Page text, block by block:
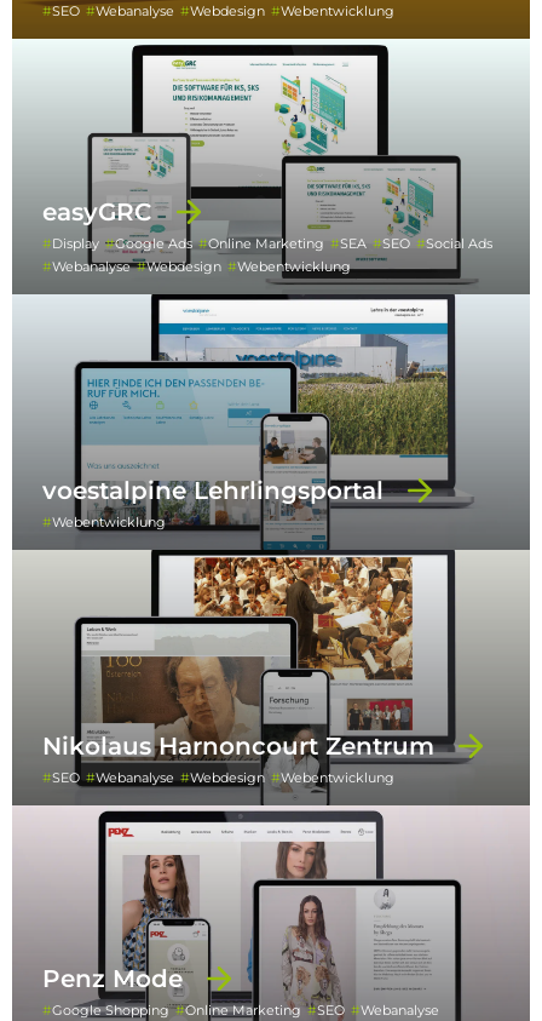
SEO Webanalyse Webdesign Webentwicklung
easyGRC
Display Google Ads Online Marketing SEA SEO
Social Ads
Webanalyse
Webdesign Webentwicklung
voestalpine Lehrlingsportal
Webentwicklung
Nikolaus Harnoncourt Zentrum
SEO Webanalyse Webdesign Webentwicklung
Penz Mode
Google Shopping Online Marketing SEO
Webanalyse